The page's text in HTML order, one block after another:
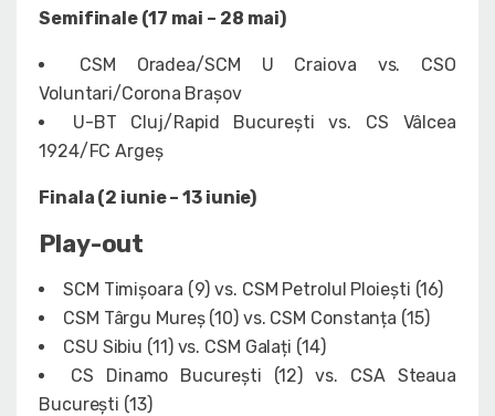
Semifinale (17 mai – 28 mai)
CSM Oradea/SCM U Craiova vs. CSO
Voluntari/Corona Brașov
U-BT Cluj/Rapid București vs. CS Vâlcea
1924/FC Argeș
Finala (2 iunie – 13 iunie)
Play-out
SCM Timișoara (9) vs. CSM Petrolul Ploiești (16)
CSM Târgu Mureș (10) vs. CSM Constanța (15)
CSU Sibiu (11) vs. CSM Galați (14)
CS Dinamo București (12) vs. CSA Steaua
București (13)